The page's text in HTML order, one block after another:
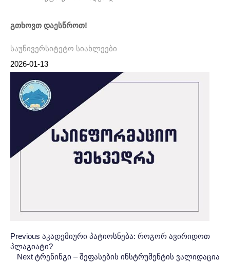
გთხოვთ დაესწროთ!
საუნივერსიტეტო სიახლეები
2026-01-13
Post
navigation
პოსტის
ნავიგაცია
Previous Previous
Post:
აკადემიური პატიოსნება: როგორ ავირიდოთ
პლაგიატი?
Next Next
ტრენინგი – შეფასების ინსტრუმენტის ვალიდაცია